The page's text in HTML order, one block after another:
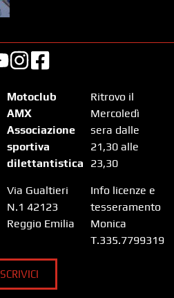
Motoclub
AMX
Associazione
sportiva
dilettantistica
Via Gualtieri
N.1 42123
Reggio Emilia
Ritrovo il
Mercoledì
sera dalle
21,30 alle
23,30
Info licenze e
tesseramento
Monica
T.335.7799319
SCRIVICI